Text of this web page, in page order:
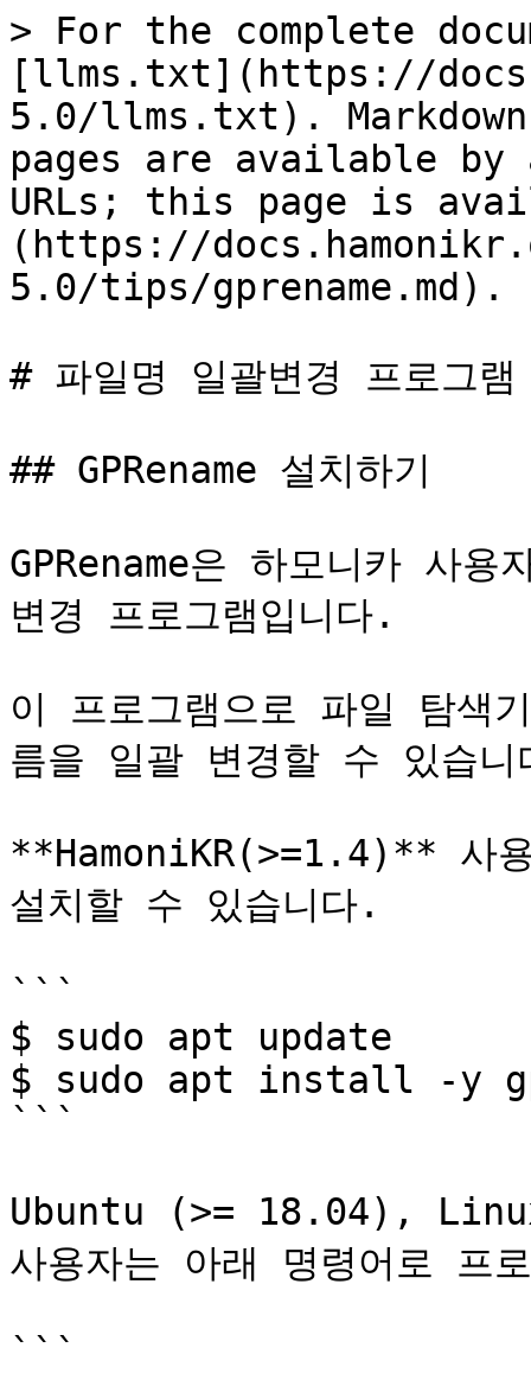
> For the complete
[llms.txt](https://
5.0/llms.txt).
pages are available by
URLs; this page is
(https://
5.0/tips/gprename.md).
# 파일명 일괄변경 프로그램
## GPRename 설치하기
GPRename은 하모니카 사
변경 프로그램입니다.
이 프로그램으로 파일 탐색
름을 일괄 변경할 수 있습
**HamoniKR(>=1.4)** 사
설치할 수 있습니다.
```
$ sudo apt update
$ sudo apt install -y
```
Ubuntu (>= 18.04),
사용자는 아래 명령어로 프
```